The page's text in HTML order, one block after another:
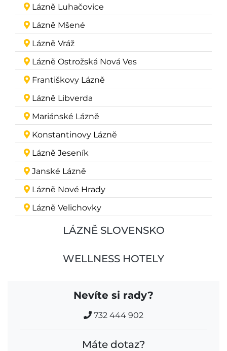
Lázně Luhačovice
Lázně Mšené
Lázně Vráž
Lázně Ostrožská Nová Ves
Františkovy Lázně
Lázně Libverda
Mariánské Lázně
Konstantinovy Lázně
Lázně Jeseník
Janské Lázně
Lázně Nové Hrady
Lázně Velichovky
LÁZNĚ SLOVENSKO
WELLNESS HOTELY
Nevíte si rady?
732 444 902
Máte dotaz?